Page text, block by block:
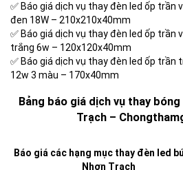
✅ Báo giá dịch vụ thay đèn led ốp trần
đen 18W – 210x210x40mm
✅ Báo giá dịch vụ thay đèn led ốp trần
trắng 6w – 120x120x40mm
✅ Báo giá dịch vụ thay đèn led ốp trần
12w 3 màu – 170x40mm
Bảng báo giá dịch vụ thay
Trạch –
Báo giá các hạng mục thay đèn led
Nhơn Trạch